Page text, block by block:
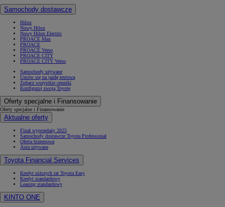
Samochody dostawcze
Hilux
Nowy Hilux
Nowy Hilux Electric
PROACE Max
PROACE
PROACE Verso
PROACE CITY
PROACE CITY Verso
Samochody używane
Umów się na jazdę testową
Zobacz wszystkie cenniki
Konfiguruj swoją Toyotę
Oferty specjalne i Finansowanie
Oferty specjalne i Finansowanie
Aktualne oferty
Finał wyprzedaży 2025
Samochody dostawcze Toyota Professional
Oferta biznesowa
Auta używane
Toyota Financial Services
Kredyt niższych rat Toyota Easy
Kredyt standardowy
Leasing standardowy
KINTO ONE